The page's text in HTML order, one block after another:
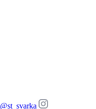
@st_svarka